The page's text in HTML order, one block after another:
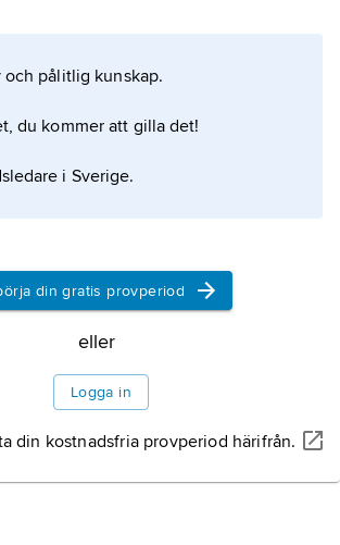
om artikeln
pålitlig kunskap.
du kommer att gilla det!
i Sverige.
din gratis provperiod
eller
Logga in
din kostnadsfria provperiod härifrån.